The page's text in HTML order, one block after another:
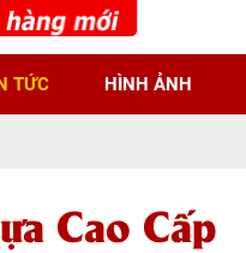
TỨC HÌNH ẢNH
Cao Cấp